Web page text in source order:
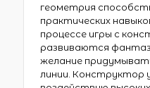
геометрия
практических
процессе игры с
развиваются
желание
линии. Конструктор